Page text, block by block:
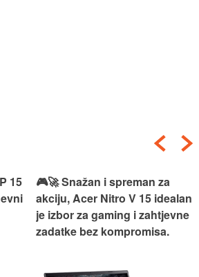
15
🎮🚀 Snažan i spreman za
akciju, Acer Nitro V 15 idealan
je izbor za gaming i zahtjevne
zadatke bez kompromisa.